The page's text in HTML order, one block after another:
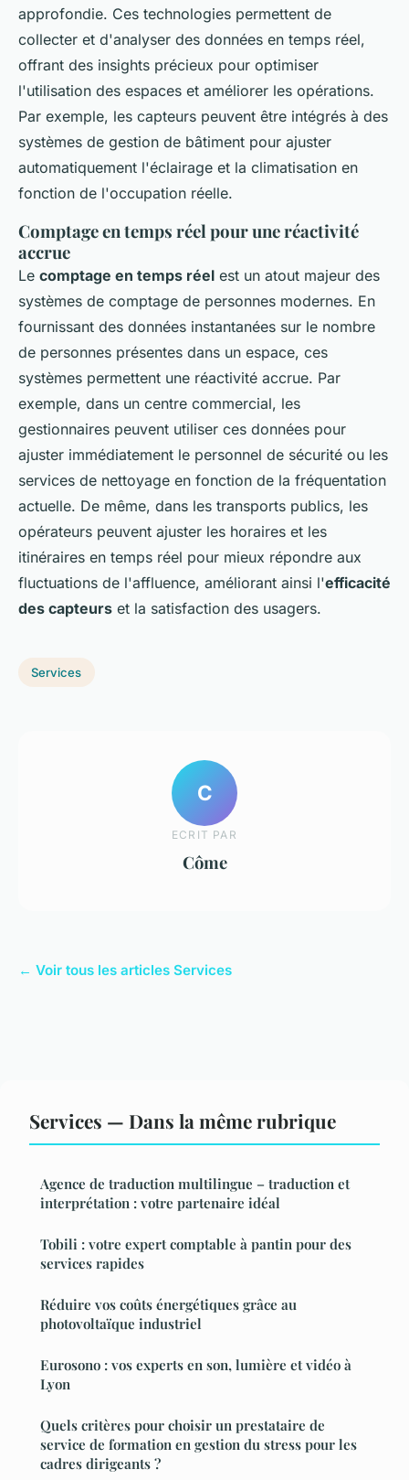
approfondie. Ces technologies permettent de
collecter et d'analyser des données en temps réel,
offrant des insights précieux pour optimiser
l'utilisation des espaces et améliorer les opérations.
Par exemple, les capteurs peuvent être intégrés à des
systèmes de gestion de bâtiment pour ajuster
automatiquement l'éclairage et la climatisation en
fonction de l'occupation réelle.
Comptage en temps réel pour une réactivité
accrue
Le comptage en temps réel est un atout majeur des
systèmes de comptage de personnes modernes. En
fournissant des données instantanées sur le nombre
de personnes présentes dans un espace, ces
systèmes permettent une réactivité accrue. Par
exemple, dans un centre commercial, les
gestionnaires peuvent utiliser ces données pour
ajuster immédiatement le personnel de sécurité ou les
services de nettoyage en fonction de la fréquentation
actuelle. De même, dans les transports publics, les
opérateurs peuvent ajuster les horaires et les
itinéraires en temps réel pour mieux répondre aux
fluctuations de l'affluence, améliorant ainsi l'efficacité
des capteurs et la satisfaction des usagers.
Services
C
ECRIT PAR
Côme
← Voir tous les articles Services
Services — Dans la même rubrique
Agence de traduction multilingue – traduction et
interprétation : votre partenaire idéal
Tobili : votre expert comptable à pantin pour des
services rapides
Réduire vos coûts énergétiques grâce au
photovoltaïque industriel
Eurosono : vos experts en son, lumière et vidéo à
Lyon
Quels critères pour choisir un prestataire de
service de formation en gestion du stress pour les
cadres dirigeants ?